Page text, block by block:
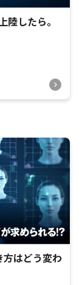
陸したら。
方はどう変わ